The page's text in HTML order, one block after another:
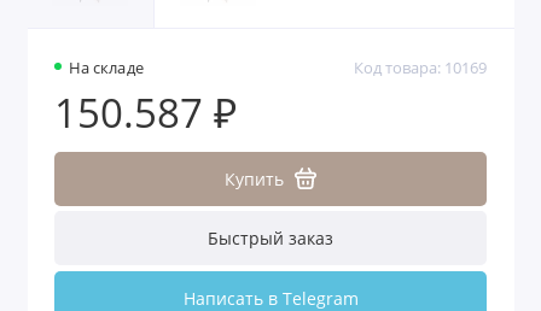
На складе Код товара: 10169
150.587 ₽
Купить
Быстрый заказ
Написать в Telegram